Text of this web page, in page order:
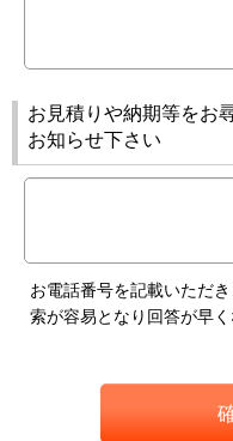
お見積りや納期等をお
お知らせ下さい
お電話番号を記載いただ
索が容易となり回答が早く